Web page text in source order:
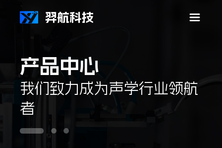
产品中心
我们致力成为声学行业领航
者